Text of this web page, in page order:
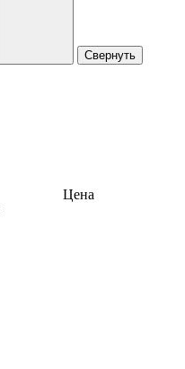
Свернуть
Цена